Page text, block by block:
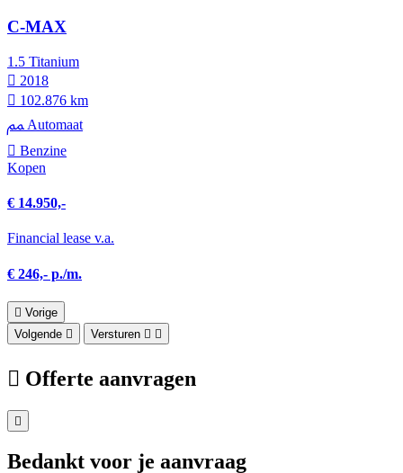
C-MAX
1.5 Titanium
2018
102.876 km
Automaat
Benzine
Kopen
€ 14.950,-
Financial lease v.a.
€ 246,- p./m.
Vorige
Volgende
Versturen
Offerte aanvragen
Bedankt voor je aanvraag